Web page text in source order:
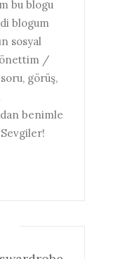
bu blogu
blogum
sosyal
/
görüş,
benimle